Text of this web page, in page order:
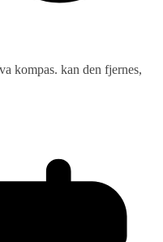
kompas. kan den fjernes,